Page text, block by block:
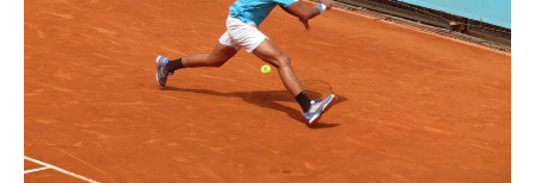
debut
sobre
la
tierra
capitalina